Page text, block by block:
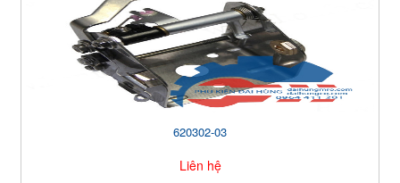
620302-03
Liên hệ